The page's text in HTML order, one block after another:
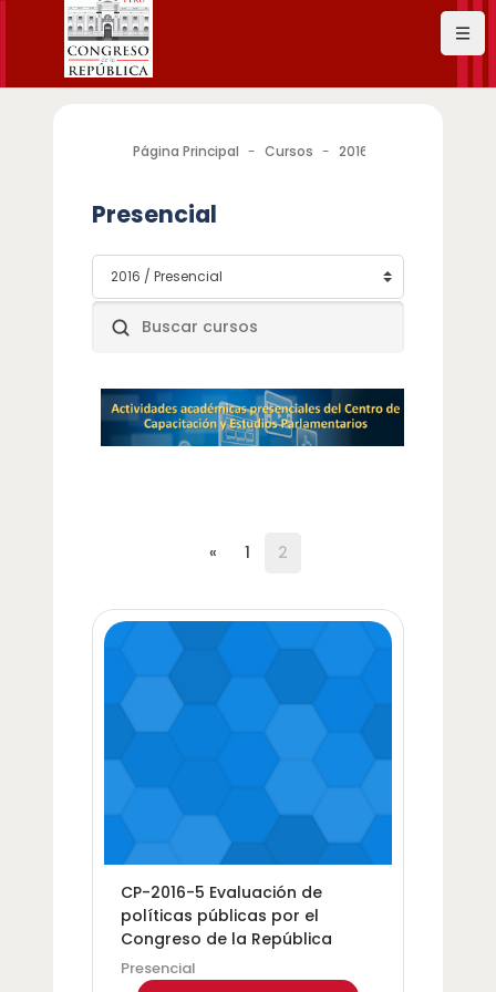
Salta al contenido principal
Página Principal Cursos 2016
Presencial
Categorías
Buscar cursos
«
Página anterior
1 2
(current)
Imagen del curso CP-2016-5 Evaluación de
Categoría del curso
Nombre del curso
CP-2016-5 Evaluación de
políticas públicas por el
Congreso de la República
Presencial